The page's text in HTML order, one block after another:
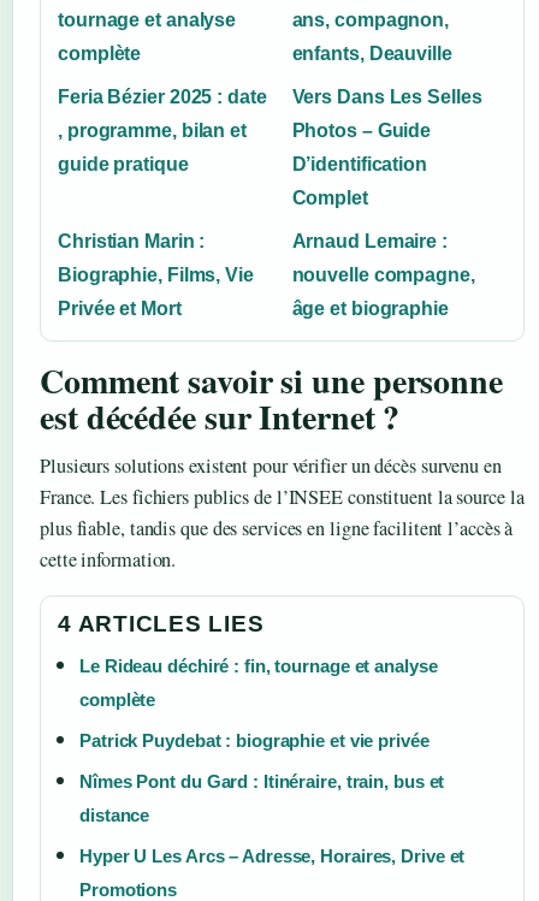
tournage et analyse
complète
ans, compagnon,
enfants, Deauville
Feria Bézier 2025 : date
, programme, bilan et
guide pratique
Vers Dans Les Selles
Photos – Guide
D’identification
Complet
Christian Marin :
Biographie, Films, Vie
Privée et Mort
Arnaud Lemaire :
nouvelle compagne,
âge et biographie
Comment savoir si une personne
est décédée sur Internet ?
Plusieurs solutions existent pour vérifier un décès survenu en
France. Les fichiers publics de l’INSEE constituent la source la
plus fiable, tandis que des services en ligne facilitent l’accès à
cette information.
4 ARTICLES LIES
Le Rideau déchiré : fin, tournage et analyse
complète
Patrick Puydebat : biographie et vie privée
Nîmes Pont du Gard : Itinéraire, train, bus et
distance
Hyper U Les Arcs – Adresse, Horaires, Drive et
Promotions